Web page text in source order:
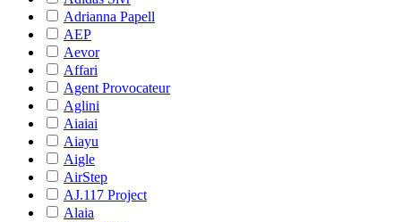
Adrianna Papell
AEP
Aevor
Affari
Agent Provocateur
Aglini
Aiaiai
Aiayu
Aigle
AirStep
AJ.117 Project
Alaia